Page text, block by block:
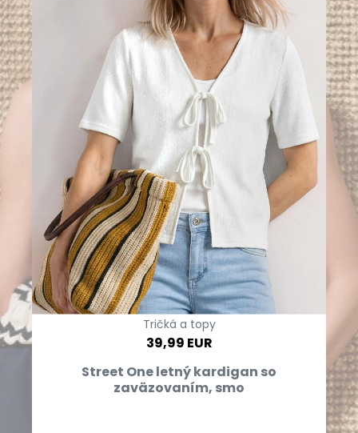
Tričká a topy
39,99 EUR
Street One letný kardigan so
zaväzovaním, smo